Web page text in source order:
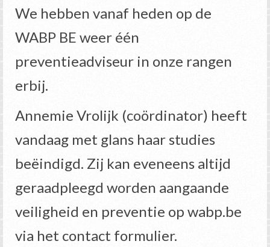
We hebben vanaf heden op de
WABP BE weer één
preventieadviseur in onze rangen
erbij.
Annemie Vrolijk (coördinator) heeft
vandaag met glans haar studies
beëindigd. Zij kan eveneens altijd
geraadpleegd worden aangaande
veiligheid en preventie op wabp.be
via het contact formulier.